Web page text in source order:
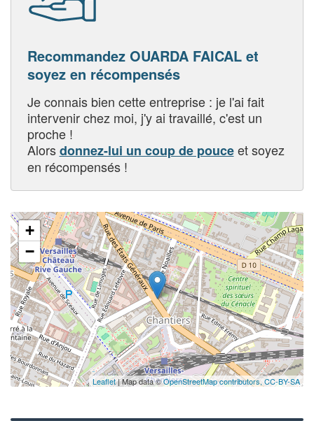
Recommandez OUARDA FAICAL et
soyez en récompensés
Je connais bien cette entreprise : je l'ai fait
intervenir chez moi, j'y ai travaillé, c'est un
proche !
Alorsdonnez-lui un coup de pouceet soyez
en récompensés !
+
−
Leaflet| Map data ©OpenStreetMap contributors,CC-BY-SA